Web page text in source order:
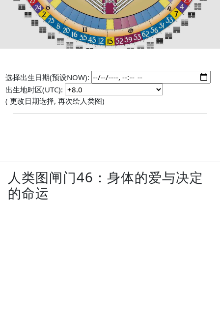
选择出生日期(预设NOW):
出生地时区(UTC):
( 更改日期选择, 再次绘人类图)
人类图闸门46：身体的爱与决定
的命运